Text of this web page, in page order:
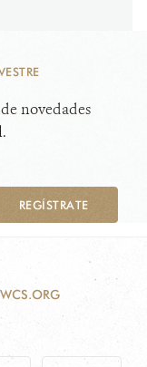
novedades
REGÍSTRATE
WCS.ORG